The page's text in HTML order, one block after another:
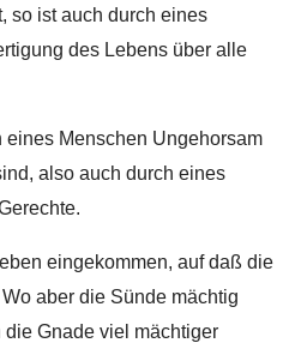
so ist auch durch eines
des Lebens über alle
eines Menschen Ungehorsam
also auch durch eines
eingekommen, auf daß die
aber die Sünde mächtig
Gnade viel mächtiger